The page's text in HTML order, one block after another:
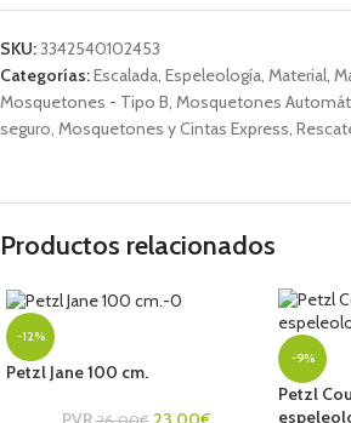
SKU:3342540102453
Categorías:Escalada, Espeleología, Material,
Mosquetones - Tipo B, Mosquetones
seguro, Mosquetones y Cintas Express,
Productos relacionados
-12%
Petzl Jane 100 cm.
-9%
Petzl